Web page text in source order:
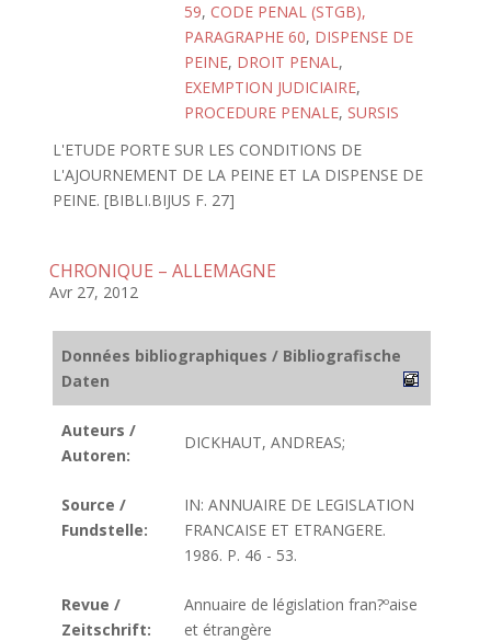
59, CODE PENAL (STGB),
PARAGRAPHE 60, DISPENSE DE
PEINE, DROIT PENAL,
EXEMPTION JUDICIAIRE,
PROCEDURE PENALE, SURSIS
L'ETUDE PORTE SUR LES CONDITIONS DE
L'AJOURNEMENT DE LA PEINE ET LA DISPENSE DE
PEINE. [BIBLI.BIJUS F. 27]
CHRONIQUE – ALLEMAGNE
Avr 27, 2012
Données bibliographiques / Bibliografische
Daten
Auteurs /
Autoren:
DICKHAUT, ANDREAS;
Source /
Fundstelle:
IN: ANNUAIRE DE LEGISLATION
FRANCAISE ET ETRANGERE.
1986. P. 46 - 53.
Revue /
Zeitschrift:
Annuaire de législation fran?ºaise
et étrangère